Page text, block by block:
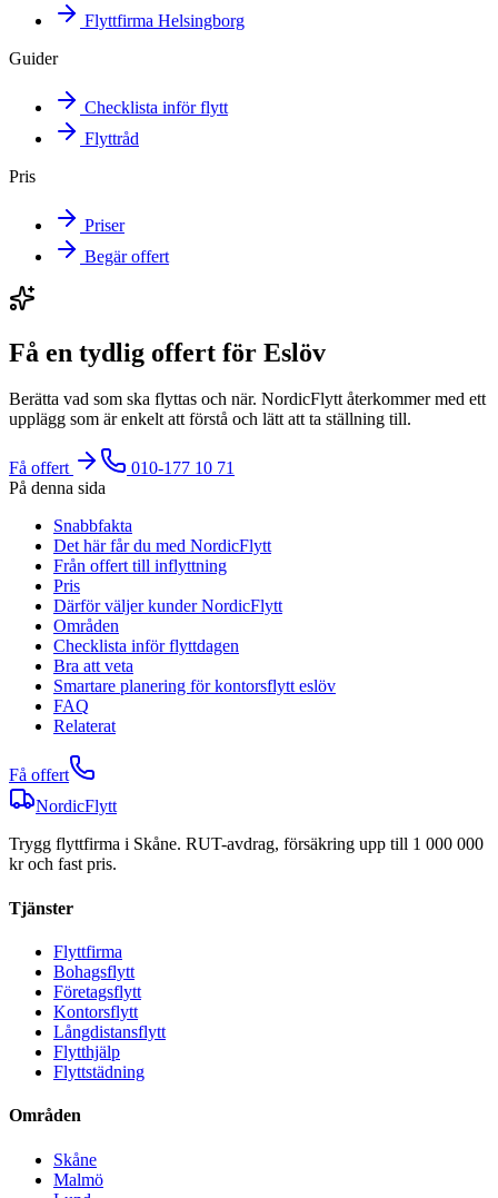
Flyttfirma Helsingborg
Guider
Checklista inför flytt
Flyttråd
Pris
Priser
Begär offert
Få en tydlig offert för Eslöv
Berätta vad som ska flyttas och när. NordicFlytt återkommer med ett
upplägg som är enkelt att förstå och lätt att ta ställning till.
Få offert
010-177 10 71
På denna sida
Snabbfakta
Det här får du med NordicFlytt
Från offert till inflyttning
Pris
Därför väljer kunder NordicFlytt
Områden
Checklista inför flyttdagen
Bra att veta
Smartare planering för kontorsflytt eslöv
FAQ
Relaterat
Få offert
NordicFlytt
Trygg flyttfirma i Skåne. RUT-avdrag, försäkring upp till 1 000 000
kr och fast pris.
Tjänster
Flyttfirma
Bohagsflytt
Företagsflytt
Kontorsflytt
Långdistansflytt
Flytthjälp
Flyttstädning
Områden
Skåne
Malmö